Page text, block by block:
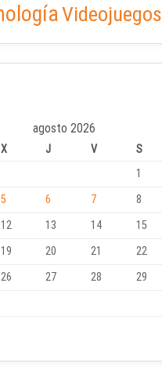
Videojuegos
agosto 2026
X J V S
1
5 6 7 8
12 13 14 15
19 20 21 22
26 27 28 29